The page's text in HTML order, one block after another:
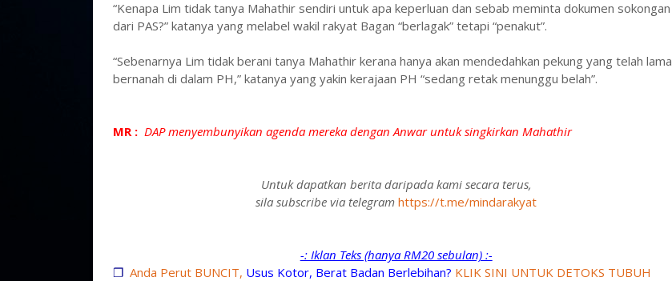
“Kenapa Lim tidak tanya Mahathir sendiri untuk apa keperluan dan sebab meminta dokumen sokongan
dari PAS?” katanya yang melabel wakil rakyat Bagan “berlagak” tetapi “penakut”.
“Sebenarnya Lim tidak berani tanya Mahathir kerana hanya akan mendedahkan pekung yang telah lama
bernanah di dalam PH,” katanya yang yakin kerajaan PH “sedang retak menunggu belah”.
MR :DAP menyembunyikan agenda mereka dengan Anwar untuk singkirkan Mahathir
Untuk dapatkan berita daripada kami secara terus,
sila subscribe via telegram https://t.me/mindarakyat
-: Iklan Teks (hanya RM20 sebulan) :-
❐ Anda Perut BUNCIT, Usus Kotor, Berat Badan Berlebihan? KLIK SINI UNTUK DETOKS TUBUH